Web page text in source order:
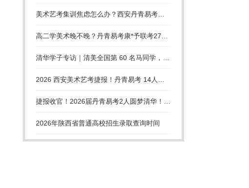
美术艺考集训焦虑怎么办？西安丹青易考学子从崩溃到上岸的备考启示
2026年陕西省普通高校招生录取查询时间